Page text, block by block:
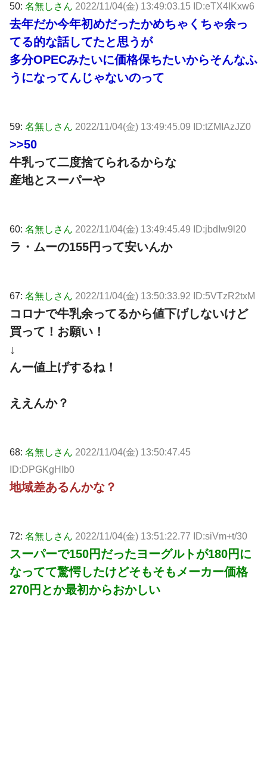
50: 名無しさん 2022/11/04(金) 13:49:03.15 ID:eTX4IKxw6
去年だか今年初めだったかめちゃくちゃ余っ
てる的な話してたと思うが
多分OPECみたいに価格保ちたいからそんなふ
うになってんじゃないのって
59: 名無しさん 2022/11/04(金) 13:49:45.09 ID:tZMIAzJZ0
>>50
牛乳って二度捨てられるからな
産地とスーパーや
60: 名無しさん 2022/11/04(金) 13:49:45.49 ID:jbdIw9l20
ラ・ムーの155円って安いんか
67: 名無しさん 2022/11/04(金) 13:50:33.92 ID:5VTzR2txM
コロナで牛乳余ってるから値下げしないけど
買って！お願い！
↓
んー値上げするね！
ええんか？
68: 名無しさん 2022/11/04(金) 13:50:47.45
ID:DPGKgHIb0
地域差あるんかな？
72: 名無しさん 2022/11/04(金) 13:51:22.77 ID:siVm+t/30
スーパーで150円だったヨーグルトが180円に
なってて驚愕したけどそもそもメーカー価格
270円とか最初からおかしい